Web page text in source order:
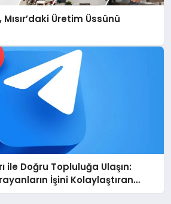
Üretim Üssünü
ile Doğru Topluluğa Ulaşın:
İşini Kolaylaştıran